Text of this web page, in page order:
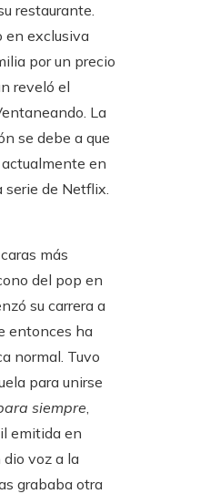
restaurante.
en exclusiva
por un precio
reveló el
La
se debe a que
en
serie de Netflix.
más
del pop en
su carrera a
entonces ha
normal. Tuvo
para unirse
siempre,
emitida en
voz a la
grababa otra